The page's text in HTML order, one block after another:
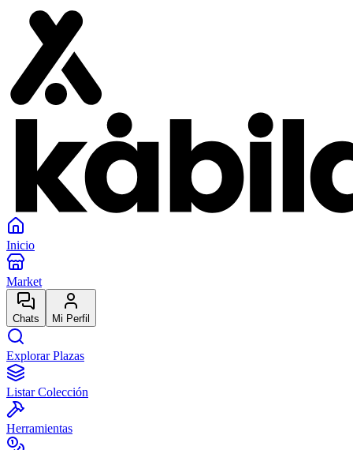
Inicio
Market
Chats Mi Perfil
Explorar Plazas
Listar Colección
Herramientas